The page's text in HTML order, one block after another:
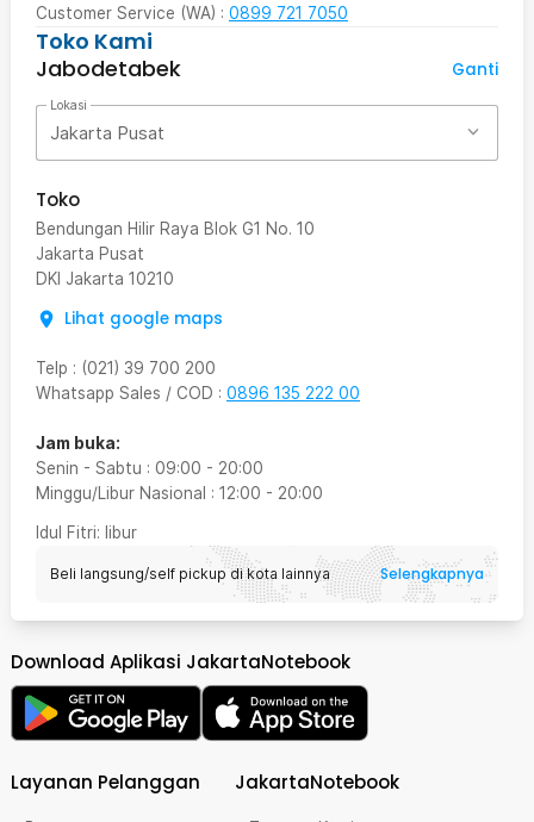
Customer Service (WA) : 0899 721 7050
Toko Kami
Jabodetabek
Ganti
Lokasi
Jakarta Pusat
Toko
Bendungan Hilir Raya Blok G1 No. 10
Jakarta Pusat
DKI Jakarta 10210
Lihat google maps
Telp : (021) 39 700 200
Whatsapp Sales / COD : 0896 135 222 00
Jam buka:
Senin - Sabtu : 09:00 - 20:00
Minggu/Libur Nasional : 12:00 - 20:00
Idul Fitri: libur
Beli langsung/self pickup di kota lainnya Selengkapnya
Download Aplikasi JakartaNotebook
Layanan Pelanggan JakartaNotebook